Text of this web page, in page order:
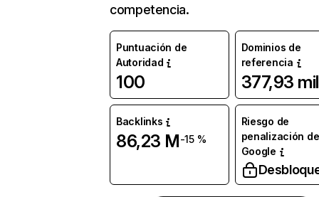
competencia.
Puntuación de
Autoridad
100
Dominios de
referencia
377,93 mil
Backlinks
86,23 M-15 %
Riesgo de
penalización de
Google